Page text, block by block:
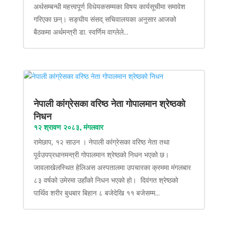
अर्थसम्बन्धी महत्त्वपूर्ण विधेयकसम्मका विषय कार्यसूचीमा समावेश
गरिएका छन्। सङ्घीय संसद् सचिवालयका अनुसार आजको
बैठकमा अर्थमन्त्री डा. स्वर्णिम वाग्लेले...
नेपाली कांग्रेसका वरिष्ठ नेता गोपालमान श्रेष्ठको
निधन
१२ श्रावण २०८३, मंगलवार
रामेछाप, १२ साउन । नेपाली कांग्रेसका वरिष्ठ नेता तथा
पूर्वउपप्रधानमन्त्री गोपालमान श्रेष्ठको निधन भएको छ।
जावलाखेलस्थित हेलिअस अस्पतालमा उपचारका क्रममा मंगलबार
८३ वर्षको उमेरमा उहाँको निधन भएको हो। दिवंगत श्रेष्ठको
पार्थिव शरीर बुधबार बिहान ८ बजेदेखि ११ बजेसम्म...